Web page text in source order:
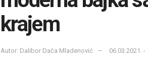
krajem
Autor: Dalibor Dača Mladenović 06.03.2021. -